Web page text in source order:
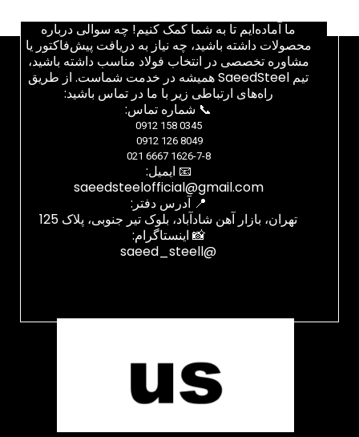
ما آماده‌ایم تا به شما کمک کنیم! چه سوالی درباره
محصولات داشته باشید، چه نیاز به دریافت پیش‌فاکتور یا
مشاوره تخصصی در انتخاب فولاد مناسب داشته باشید،
تیم SaeedSteel همیشه در خدمت شماست. از طریق
راه‌های ارتباطی زیر با ما در تماس باشید:
📞 شماره تماس:
0345 158 0912
8049 126 0912
1626-7-8 6667 021
📧 ایمیل:
saeedsteelofficial@gmail.com
📍 آدرس دفتر:
تهران، بازار آهن شادآباد، بلوک تیر جنوبی، پلاک 125
📸 اینستاگرام:
@saeed_steell